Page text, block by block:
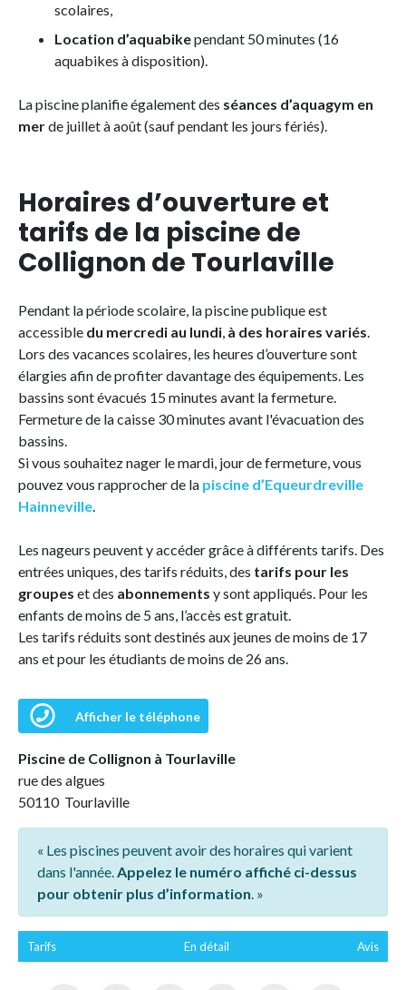
scolaires,
Location d’aquabikependant 50 minutes (16
aquabikes à disposition).
La piscine planifie également des séances d’aquagym en
merde juillet à août (sauf pendant les jours fériés).
Horaires d’ouverture et
tarifs de la piscine de
Collignon de Tourlaville
Pendant la période scolaire, la piscine publique est
accessible du mercredi au lundi, à des horaires variés.
Lors des vacances scolaires, les heures d’ouverture sont
élargies afin de profiter davantage des équipements. Les
bassins sont évacués 15 minutes avant la fermeture.
Fermeture de la caisse 30 minutes avant l'évacuation des
bassins.
Si vous souhaitez nager le mardi, jour de fermeture, vous
pouvez vous rapprocher de la piscine d’Equeurdreville
Hainneville.
Les nageurs peuvent y accéder grâce à différents tarifs. Des
entrées uniques, des tarifs réduits, des tarifs pour les
groupes et des abonnements y sont appliqués. Pour les
enfants de moins de 5 ans, l’accès est gratuit.
Les tarifs réduits sont destinés aux jeunes de moins de 17
ans et pour les étudiants de moins de 26 ans.
Afficher le téléphone
Piscine de Collignon à Tourlaville
rue des algues
50110 Tourlaville
« Les piscines peuvent avoir des horaires qui varient
dans l'année.Appelez le numéro affiché ci-dessus
pour obtenir plus d’information. »
Tarifs En détail Avis